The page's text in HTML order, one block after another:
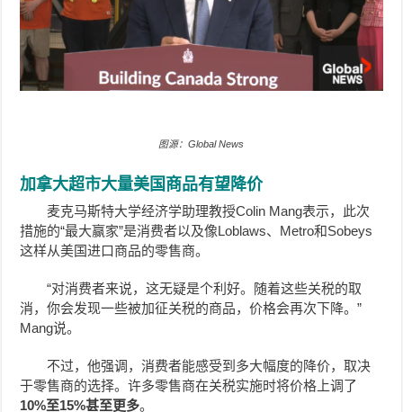
图源：Global News
加拿大超市大量美国商品有望降价
麦克马斯特大学经济学助理教授Colin Mang表示，此次
措施的“最大赢家”是消费者以及像Loblaws、Metro和Sobeys
这样从美国进口商品的零售商。
“对消费者来说，这无疑是个利好。随着这些关税的取
消，你会发现一些被加征关税的商品，价格会再次下降。”
Mang说。
不过，他强调，消费者能感受到多大幅度的降价，取决
于零售商的选择。许多零售商在关税实施时将价格上调了
10%至15%甚至更多。